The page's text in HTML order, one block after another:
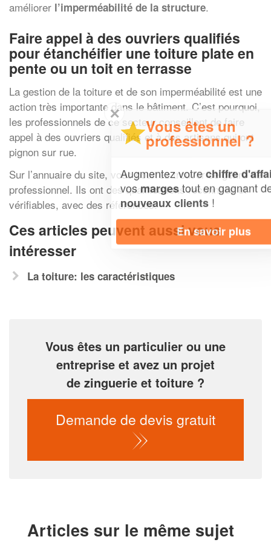
améliorer l’imperméabilité de la structure.
Faire appel à des ouvriers qualifiés
pour étanchéifier une toiture plate en
pente ou un toit en terrasse
La gestion de la toiture et de son imperméabilité est une
action très importante dans le bâtiment. C’est pourquoi,
les professionnels de ce secteur conseillent de faire
appel à des ouvriers qualifiés et à des artisans qui ont
pignon sur rue.
Sur l’annuaire du site, vous pourrez trouver ce genre de
professionnel. Ils ont des qualifications reconnues et
vérifiables, avec des références.
Ces articles peuvent aussi vous
intéresser
La toiture: les caractéristiques
Vous êtes un particulier ou une
entreprise et avez un projet
de zinguerie et toiture ?
Demande de devis gratuit
Articles sur le même sujet
✕
Vous êtes un
professionnel ?
Augmentez votrechiffre d'affaireset
vosmargestout en gagnant de
nouveaux clients!
En savoir plus